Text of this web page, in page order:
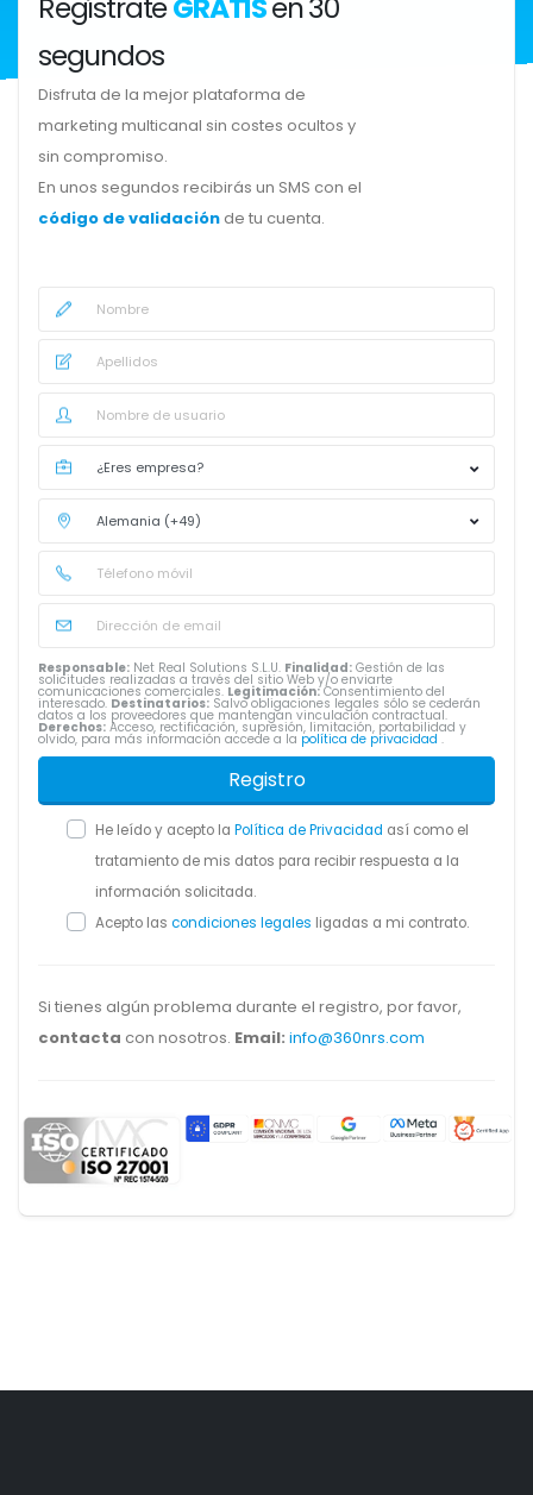
segundos
Disfruta de la mejor plataforma de
marketing multicanal sin costes ocultos y
sin compromiso.
En unos segundos recibirás un SMS con el
código de validación de tu cuenta.
Responsable: Net Real Solutions S.L.U. Finalidad: Gestión de las
solicitudes realizadas a través del sitio Web y/o enviarte
comunicaciones comerciales. Legitimación:Consentimiento del
interesado. Destinatarios: Salvo obligaciones legales sólo se cederán
datos a los proveedores que mantengan vinculación contractual.
Derechos: Acceso, rectificación, supresión, limitación, portabilidad y
olvido, para más información accede a la política de privacidad .
Registro
He leído y acepto la Política de Privacidad así como el
tratamiento de mis datos para recibir respuesta a la
información solicitada.
Acepto las condiciones legales ligadas a mi contrato.
Si tienes algún problema durante el registro, por favor,
contacta con nosotros. Email: info@360nrs.com